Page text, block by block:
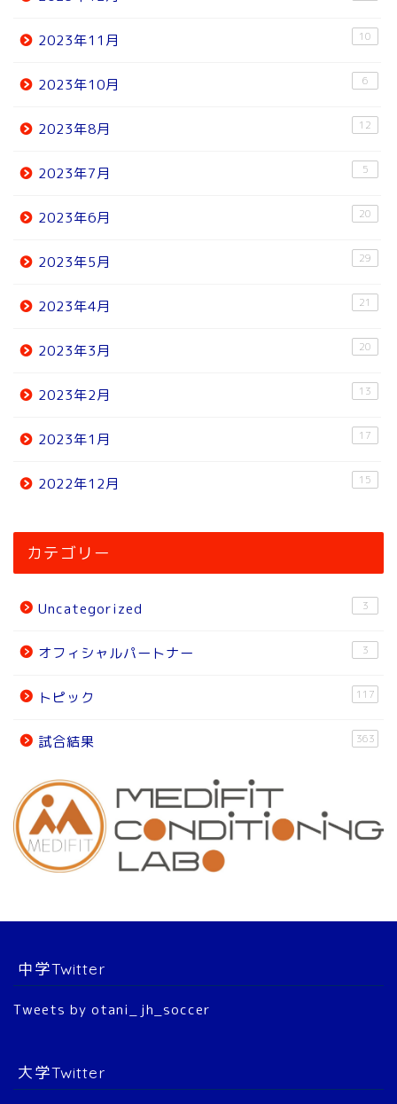
2023年11月 10
2023年10月 6
2023年8月 12
2023年7月 5
2023年6月 20
2023年5月 29
2023年4月 21
2023年3月 20
2023年2月 13
2023年1月 17
2022年12月 15
カテゴリー
Uncategorized 3
オフィシャルパートナー 3
トピック 117
試合結果 363
中学Twitter
Tweets by otani_jh_soccer
大学Twitter
ニュース
チーム紹介
チーム紹介
選 手